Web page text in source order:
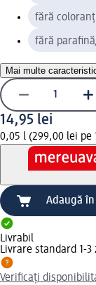
fără
fără
Mai multe
14,95 lei
0,05 l (299,00 lei pe
Adaugă în
Livrabil
Livrare standard 1-
Verificați